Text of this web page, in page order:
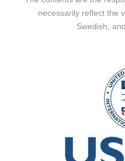
necessarily reflect the
Swedish,